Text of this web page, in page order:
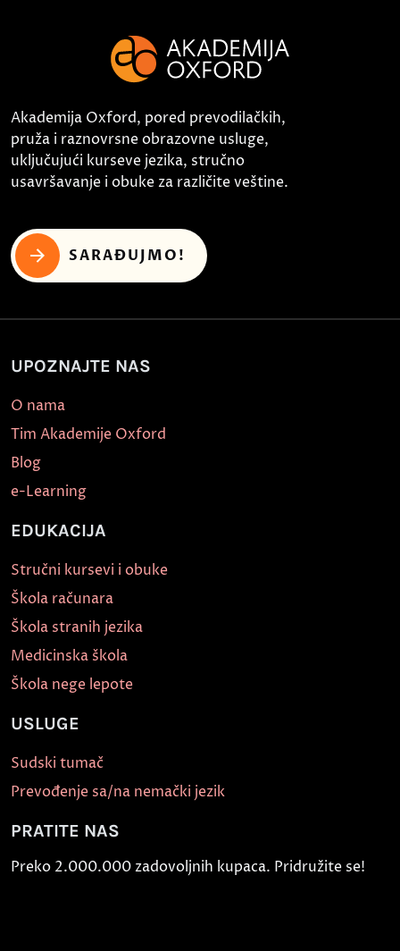
Akademija Oxford, pored prevodilačkih,
pruža i raznovrsne obrazovne usluge,
uključujući kurseve jezika, stručno
usavršavanje i obuke za različite veštine.
SARAĐUJMO!
UPOZNAJTE NAS
O nama
Tim Akademije Oxford
Blog
e-Learning
EDUKACIJA
Stručni kursevi i obuke
Škola računara
Škola stranih jezika
Medicinska škola
Škola nege lepote
USLUGE
Sudski tumač
Prevođenje sa/na nemački jezik
PRATITE NAS
Preko 2.000.000 zadovoljnih kupaca. Pridružite se!